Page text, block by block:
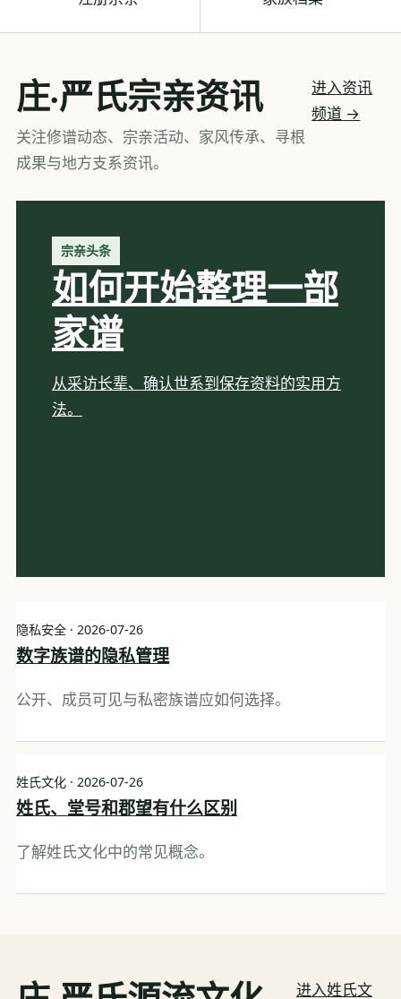
庄·严氏宗亲资讯
关注修谱动态、宗亲活动、家风传承、寻根
成果与地方支系资讯。
进入资讯
频道 →
宗亲头条
如何开始整理一部
家谱
从采访长辈、确认世系到保存资料的实用方
法。
隐私安全 · 2026-07-26
数字族谱的隐私管理
公开、成员可见与私密族谱应如何选择。
姓氏文化 · 2026-07-26
姓氏、堂号和郡望有什么区别
了解姓氏文化中的常见概念。
进入姓氏文